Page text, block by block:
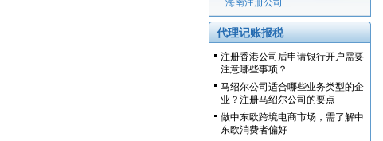
海南注册公司
代理记账报税
注册香港公司后申请银行开户需要
注意哪些事项？
马绍尔公司适合哪些业务类型的企
业？注册马绍尔公司的要点
做中东欧跨境电商市场，需了解中
东欧消费者偏好